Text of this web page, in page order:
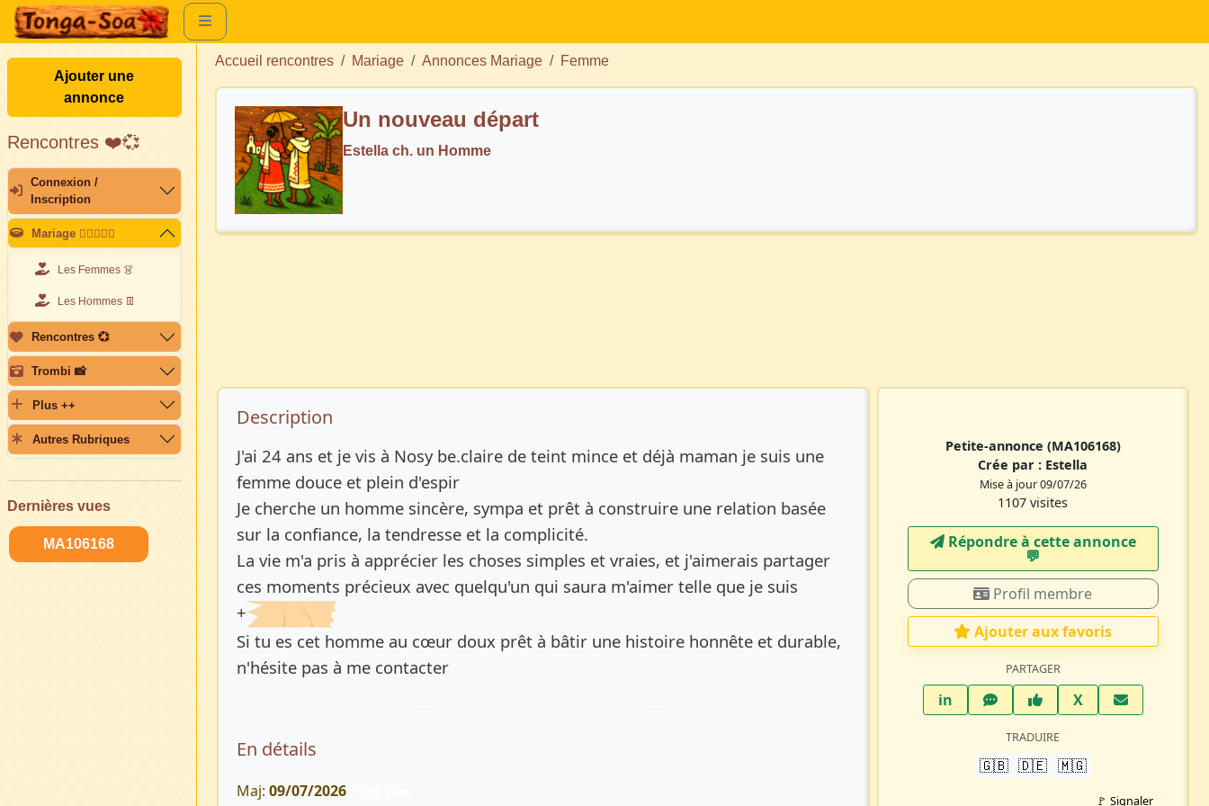
Ajouter une
annonce
Rencontres ❤️💞
Connexion /
Inscription
Mariage 👩🏽‍❤️‍👨🏽
Les Femmes 👗
Les Hommes 👖
Rencontres 💞
Trombi 📸
Plus ++
Autres Rubriques
Dernières vues
MA106168
Accueil rencontres Mariage Annonces Mariage Femme
Un nouveau départ
Estella ch. un Homme
Description de l’annonce
Description
J'ai 24 ans et je vis à Nosy be.claire de teint mince et déjà maman je suis une
femme douce et plein d'espir
Je cherche un homme sincère, sympa et prêt à construire une relation basée
sur la confiance, la tendresse et la complicité.
La vie m'a pris à apprécier les choses simples et vraies, et j'aimerais partager
ces moments précieux avec quelqu'un qui saura m'aimer telle que je suis
+
Si tu es cet homme au cœur doux prêt à bâtir une histoire honnête et durable,
n'hésite pas à me contacter
En détails
Maj: 09/07/2026
Petite-annonce (MA106168)
Crée par : Estella
Mise à jour 09/07/26
1107 visites
Répondre à cette annonce
💬​
Profil membre
Ajouter aux favoris
PARTAGER
inLinkedInWhatsAppFacebook
XTwitter X
TRADUIRE
🇬🇧 🇩🇪 🇲🇬
🚩 Signaler